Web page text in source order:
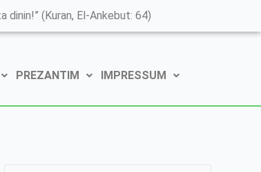
(Kuran, El-Ankebut: 64)
PREZANTIM IMPRESSUM
K
a
e
i